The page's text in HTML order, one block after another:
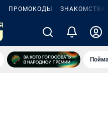
ПРОМОКОДЫ ЗНАКОМСТВА